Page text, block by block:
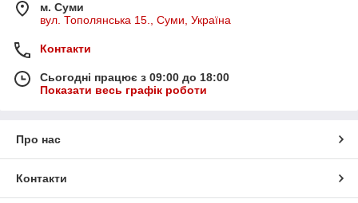
м. Суми
вул. Тополянська 15., Суми, Україна
Контакти
Сьогодні працює з 09:00 до 18:00
Показати весь графік роботи
Про нас
Контакти